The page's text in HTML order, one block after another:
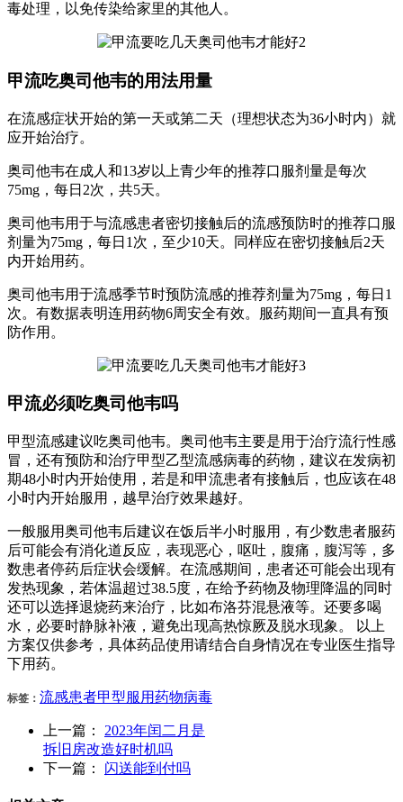
毒处理，以免传染给家里的其他人。
甲流吃奥司他韦的用法用量
在流感症状开始的第一天或第二天（理想状态为36小时内）就
应开始治疗。
奥司他韦在成人和13岁以上青少年的推荐口服剂量是每次
75mg，每日2次，共5天。
奥司他韦用于与流感患者密切接触后的流感预防时的推荐口服
剂量为75mg，每日1次，至少10天。同样应在密切接触后2天
内开始用药。
奥司他韦用于流感季节时预防流感的推荐剂量为75mg，每日1
次。有数据表明连用药物6周安全有效。服药期间一直具有预
防作用。
甲流必须吃奥司他韦吗
甲型流感建议吃奥司他韦。奥司他韦主要是用于治疗流行性感
冒，还有预防和治疗甲型乙型流感病毒的药物，建议在发病初
期48小时内开始使用，若是和甲流患者有接触后，也应该在48
小时内开始服用，越早治疗效果越好。
一般服用奥司他韦后建议在饭后半小时服用，有少数患者服药
后可能会有消化道反应，表现恶心，呕吐，腹痛，腹泻等，多
数患者停药后症状会缓解。在流感期间，患者还可能会出现有
发热现象，若体温超过38.5度，在给予药物及物理降温的同时
还可以选择退烧药来治疗，比如布洛芬混悬液等。还要多喝
水，必要时静脉补液，避免出现高热惊厥及脱水现象。 以上
方案仅供参考，具体药品使用请结合自身情况在专业医生指导
下用药。
标签： 流感患者甲型服用药物病毒
上一篇：
2023年闰二月是
拆旧房改造好时机吗
下一篇：
闪送能到付吗